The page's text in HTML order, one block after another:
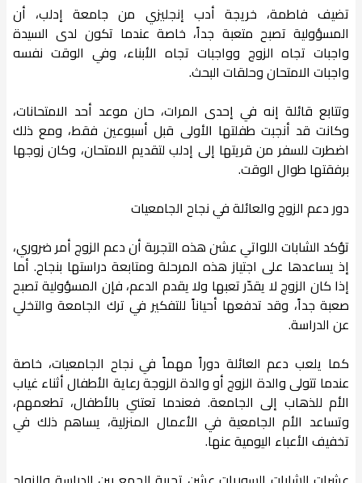
تضيف فاطمة، خريجة أدب إنجليزي من جامعة إدلب، أن
المسؤولية تصبح متعبة جداً، خاصة عندما تكون لدى السيدة
واجبات تجاه الزوج وواجبات تجاه الأبناء، وفي الوقت نفسه
واجبات الامتحان وحلقات البحث.
وتتابع قائلة إنه في إحدى المرات، حان موعد أحد الامتحانات،
وكانت قد أنجبت طفلتها الأولى قبل أسبوعين فقط، ومع ذلك
اضطرت للسفر من قريتها إلى إدلب لتقديم الامتحان، وكان زوجها
برفقتها طوال الوقت.
دور دعم الزوج والعائلة في نجاح الجامعيات
تؤكد الشابات اللواتي عشن هذه التجربة أن دعم الزوج أمر ضروري،
إذ يساعدها على اجتياز هذه المرحلة ومتابعة دراستها بنجاح. أما
إذا كان الزوج لا يقدّر تعبها ولا يقدم الدعم، فإن المسؤولية تصبح
صعبة جداً، وقد تدفعها أحياناً للتفكير في ترك الجامعة والتخلي
عن الدراسة.
كما يلعب دعم العائلة دوراً مهماً في نجاح الجامعيات، خاصة
عندما تتولى والدة الزوج أو والدة الزوجة رعاية الأطفال أثناء غياب
الأم للذهاب إلى الجامعة. فعندما تعتني بالأطفال، تطعمهم،
وتساعد الأم الجامعية في الأعمال المنزلية، يساهم ذلك في
تخفيف الأعباء اليومية عنها.